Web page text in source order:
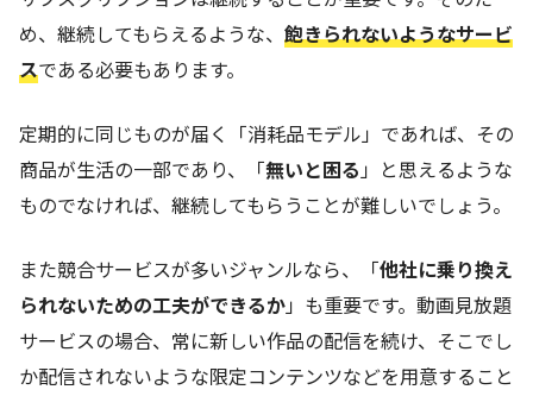
め、継続してもらえるような、 飽きられないようなサービ
スである必要もあります。
定期的に同じものが届く「消耗品モデル」であれば、その
商品が生活の一部であり、「無いと困る」と思えるような
ものでなければ、継続してもらうことが難しいでしょう。
また競合サービスが多いジャンルなら、「他社に乗り換え
られないための工夫ができるか」も重要です。動画見放題
サービスの場合、常に新しい作品の配信を続け、そこでし
か配信されないような限定コンテンツなどを用意すること